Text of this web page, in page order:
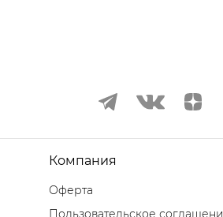
Компания
Оферта
Пользовательское